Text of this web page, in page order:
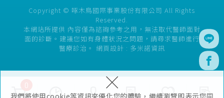
我們將使用cookie等資訊來優化您的體驗，繼續瀏覽即表示您同
×
Copyright © 啄木鳥國際事業股份有限公司 All Rights
Reserved.
本網站所提供 內容僅為諮詢參考之用，無法取代醫師面對
面的診斷。建議您如有身體狀況之問題，請尋求醫師進行
醫療診治。 網頁設計 : 多米諾資訊
0